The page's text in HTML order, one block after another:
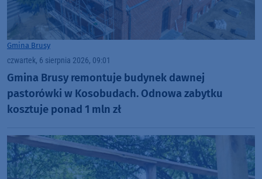
Gmina Brusy
czwartek, 6 sierpnia 2026, 09:01
Gmina Brusy remontuje budynek dawnej
pastorówki w Kosobudach. Odnowa zabytku
kosztuje ponad 1 mln zł